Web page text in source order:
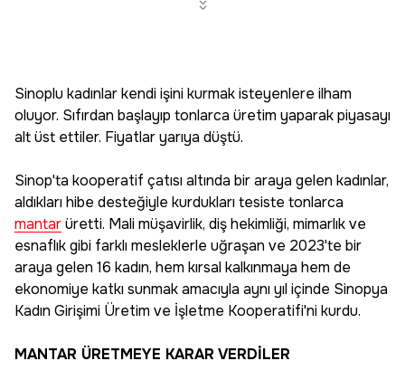
Sinoplu kadınlar kendi işini kurmak isteyenlere ilham
oluyor. Sıfırdan başlayıp tonlarca üretim yaparak piyasayı
alt üst ettiler. Fiyatlar yarıya düştü.
Sinop'ta kooperatif çatısı altında bir araya gelen kadınlar,
aldıkları hibe desteğiyle kurdukları tesiste tonlarca
mantarüretti. Mali müşavirlik, diş hekimliği, mimarlık ve
esnaflık gibi farklı mesleklerle uğraşan ve 2023'te bir
araya gelen 16 kadın, hem kırsal kalkınmaya hem de
ekonomiye katkı sunmak amacıyla aynı yıl içinde Sinopya
Kadın Girişimi Üretim ve İşletme Kooperatifi'ni kurdu.
MANTAR ÜRETMEYE KARAR VERDİLER